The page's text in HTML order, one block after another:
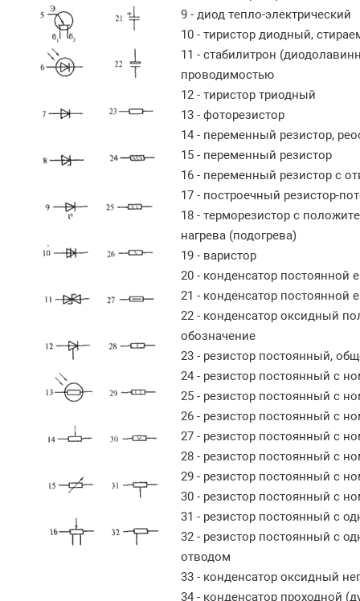
9 - диод тепло-электрический
10 - тиристор диодный,
11 - стабилитрон
проводимостью
12 - тиристор триодный
13 - фоторезистор
14 - переменный резистор,
15 - переменный резистор
16 - переменный резистор с
17 - построечный резистор-
18 - терморезистор с
нагрева (подогрева)
19 - варистор
20 - конденсатор постоянной
21 - конденсатор постоянной
22 - конденсатор оксидный
обозначение
23 - резистор постоянный,
24 - резистор постоянный с
25 - резистор постоянный с
26 - резистор постоянный с
27 - резистор постоянный с
28 - резистор постоянный с
29 - резистор постоянный с
30 - резистор постоянный с
31 - резистор постоянный с
32 - резистор постоянный с
отводом
33 - конденсатор оксидный
34 - конденсатор проходной